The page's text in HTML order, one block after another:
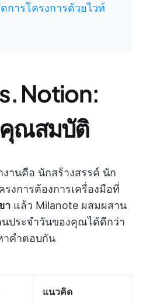
การโครงการด้วยไวท์
Notion:
คุณสมบัติ
านคือ นักสร้างสรรค์ นัก
งการต้องการเครื่องมือที่
า แล้ว Milanote ผสมผสาน
นประจำวันของคุณได้ดีกว่า
าคำตอบกัน
แนวคิด